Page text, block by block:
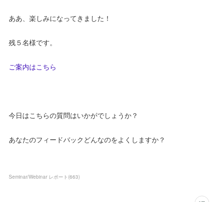
ああ、楽しみになってきました！
残５名様です。
ご案内はこちら
今日はこちらの質問はいかがでしょうか？
あなたのフィードバックどんなのをよくしますか？
Seminar/Webinar レポート (663)